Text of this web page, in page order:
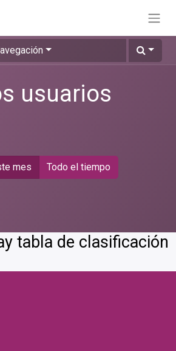
usuarios
mes Todo el tiempo
tabla de clasificación